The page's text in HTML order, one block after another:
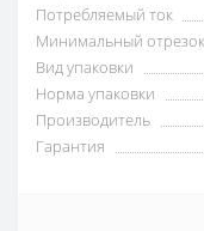
Потребляемый ток
Минимальный отрезок
Вид упаковки
Норма упаковки
Производитель
Гарантия